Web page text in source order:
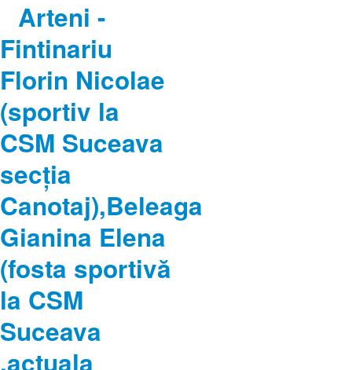
Arteni -
Fintinariu
Florin Nicolae
(sportiv la
CSM Suceava
secția
Canotaj),Beleaga
Gianina Elena
(fosta sportivă
la CSM
Suceava
,actuala